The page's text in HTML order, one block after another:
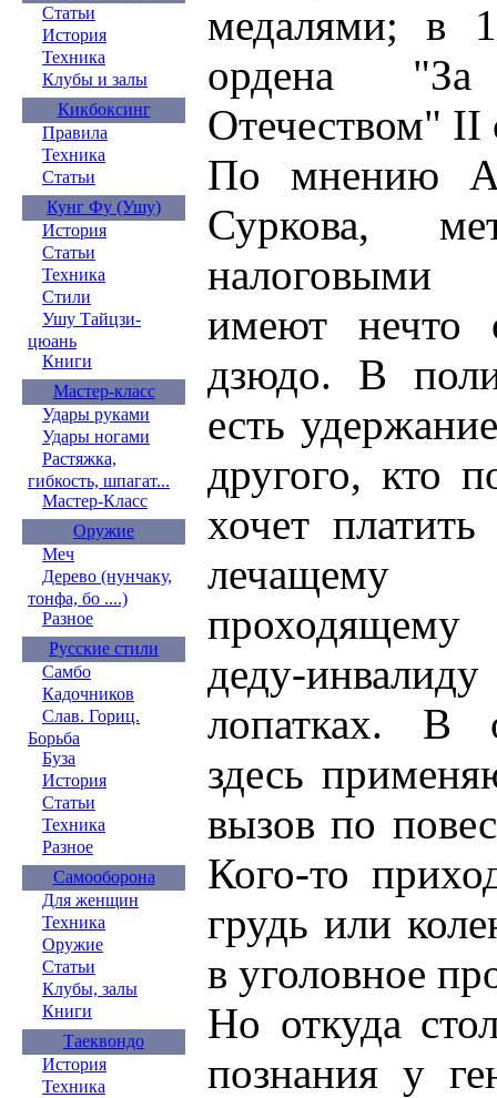
Статьи
История
Техника
Клубы и залы
Кикбоксинг
Правила
Техника
Статьи
Кунг Фу (Ушу)
История
Статьи
Техника
Стили
Ушу Тайцзи-
цюань
Книги
Мастер-класс
Удары руками
Удары ногами
Растяжка,
гибкость, шпагат...
Мастер-Класс
Оружие
Меч
Дерево (нунчаку,
тонфа, бо ....)
Разное
Русские стили
Самбо
Кадочников
Слав. Гориц.
Борьба
Буза
История
Статьи
Техника
Разное
Самооборона
Для женщин
Техника
Оружие
Статьи
Клубы, залы
Книги
Таеквондо
История
Техника
медалями; в
ордена
Отечеством" II
По мнению
Суркова,
налоговыми
имеют нечто
дзюдо. В
есть
другого, кто
хочет
деду-
лопатках. В
здесь
вызов по
Кого-то
грудь или
в уголовное
Но откуда
познания у